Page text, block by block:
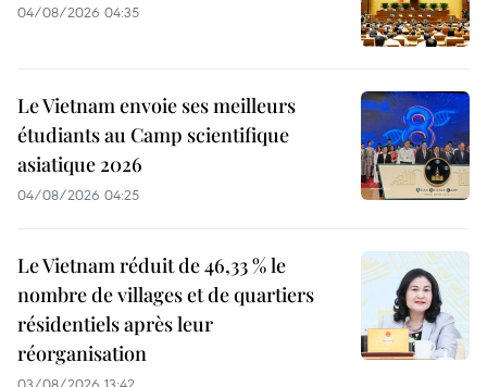
04/08/2026 04:35
Le Vietnam envoie ses meilleurs
étudiants au Camp scientifique
asiatique 2026
04/08/2026 04:25
Le Vietnam réduit de 46,33 % le
nombre de villages et de quartiers
résidentiels après leur
réorganisation